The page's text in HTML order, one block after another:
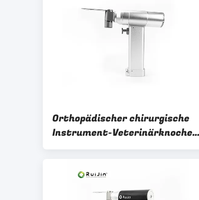
Orthopädischer chirurgische
Instrument-Veterinärknochen
sah orthopädisches 18000rpm